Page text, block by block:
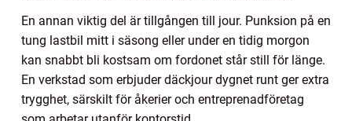
En annan viktig del är tillgången till jour. Punksion på en
tung lastbil mitt i säsong eller under en tidig morgon
kan snabbt bli kostsam om fordonet står still för länge.
En verkstad som erbjuder däckjour dygnet runt ger extra
trygghet, särskilt för åkerier och entreprenadföretag